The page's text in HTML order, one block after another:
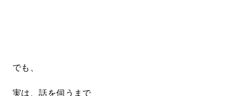
でも、
実は、話を伺うまで